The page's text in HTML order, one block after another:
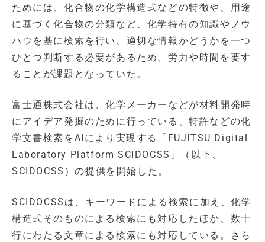
ためには、化合物の化学構造式などの特徴や、用途
に基づく化合物の分類など、化学特有の知識やノウ
ハウを基に検索を行い、適切な情報かどうかを一つ
ひとつ判断する必要があるため、労力や時間を要す
ることが課題となっていた。
富士通株式会社は、化学メーカーなどが材料開発時
にアイデア発掘のために行っている、特許などの化
学文書検索をAIにより実現する「FUJITSU Digital
Laboratory Platform SCIDOCSS」（以下、
SCIDOCSS）の提供を開始した。
SCIDOCSSは、キーワードによる検索に加え、化学
構造式そのものによる検索にも対応したほか、数十
行にわたる文章による検索にも対応している。さら